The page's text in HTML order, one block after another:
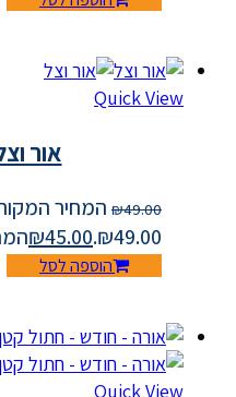
Quick View
אור
₪49.00
המחיר
₪49.00.
₪45.00
הוספה לסל
Quick View